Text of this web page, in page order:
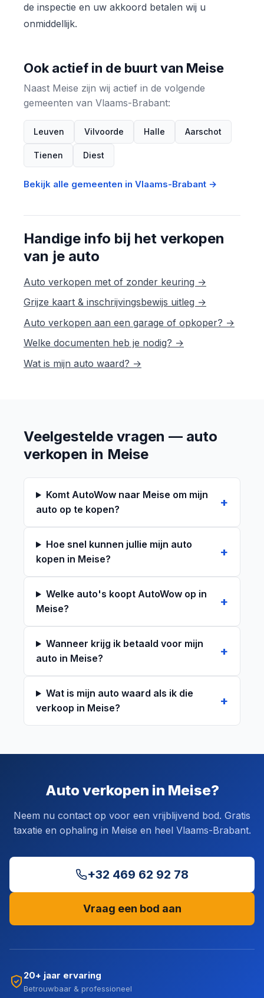
de inspectie en uw akkoord betalen wij u
onmiddellijk.
Ook actief in de buurt van Meise
Naast Meise zijn wij actief in de volgende
gemeenten van Vlaams-Brabant:
Leuven Vilvoorde Halle Aarschot
Tienen Diest
Bekijk alle gemeenten in Vlaams-Brabant →
Handige info bij het verkopen
van je auto
Auto verkopen met of zonder keuring →
Grijze kaart & inschrijvingsbewijs uitleg →
Auto verkopen aan een garage of opkoper? →
Welke documenten heb je nodig? →
Wat is mijn auto waard? →
Veelgestelde vragen — auto
verkopen in Meise
Komt AutoWow naar Meise om mijn
auto op te kopen?
Hoe snel kunnen jullie mijn auto
kopen in Meise?
Welke auto's koopt AutoWow op in
Meise?
Wanneer krijg ik betaald voor mijn
auto in Meise?
Wat is mijn auto waard als ik die
verkoop in Meise?
Auto verkopen in Meise?
Neem nu contact op voor een vrijblijvend bod. Gratis
taxatie en ophaling in Meise en heel Vlaams-Brabant.
+32 469 62 92 78
Vraag een bod aan
20+ jaar ervaring
Betrouwbaar & professioneel